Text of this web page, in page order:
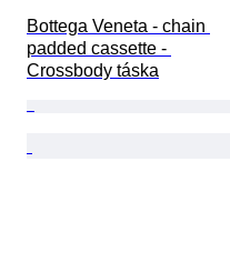
Bottega Veneta - chain
padded cassette -
Crossbody táska